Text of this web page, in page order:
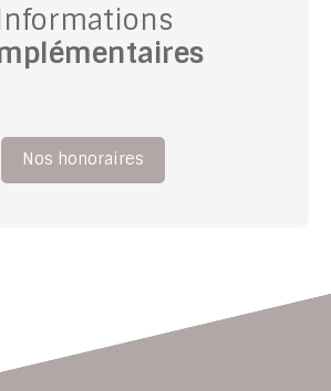
Nos honoraires